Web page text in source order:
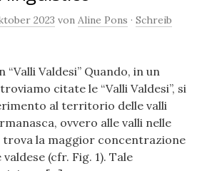
2023 von Aline Pons · Schreib
“Valli Valdesi” Quando, in un
citate le “Valli Valdesi”, si
al territorio delle valli
ovvero alle valli nelle
trova la maggior concentrazione
(cfr. Fig. 1). Tale